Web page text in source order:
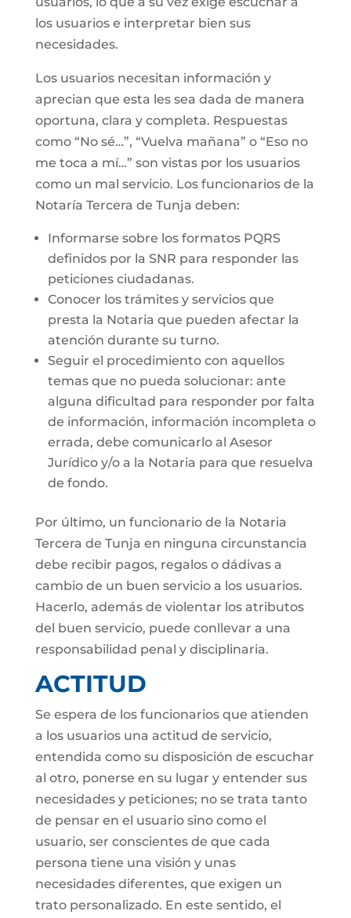
los usuarios e interpretar bien sus
necesidades.
Los usuarios necesitan información y
aprecian que esta les sea dada de manera
oportuna, clara y completa. Respuestas
como “No sé…”, “Vuelva mañana” o “Eso no
me toca a mí…” son vistas por los usuarios
como un mal servicio. Los funcionarios de la
Notaría Tercera de Tunja deben:
Informarse sobre los formatos PQRS
definidos por la SNR para responder las
peticiones ciudadanas.
Conocer los trámites y servicios que
presta la Notaria que pueden afectar la
atención durante su turno.
Seguir el procedimiento con aquellos
temas que no pueda solucionar: ante
alguna dificultad para responder por falta
de información, información incompleta o
errada, debe comunicarlo al Asesor
Jurídico y/o a la Notaria para que resuelva
de fondo.
Por último, un funcionario de la Notaria
Tercera de Tunja en ninguna circunstancia
debe recibir pagos, regalos o dádivas a
cambio de un buen servicio a los usuarios.
Hacerlo, además de violentar los atributos
del buen servicio, puede conllevar a una
responsabilidad penal y disciplinaria.
ACTITUD
Se espera de los funcionarios que atienden
a los usuarios una actitud de servicio,
entendida como su disposición de escuchar
al otro, ponerse en su lugar y entender sus
necesidades y peticiones; no se trata tanto
de pensar en el usuario sino como el
usuario, ser conscientes de que cada
persona tiene una visión y unas
necesidades diferentes, que exigen un
trato personalizado. En este sentido, el